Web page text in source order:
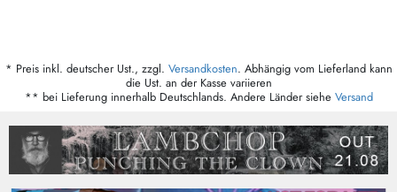
* Preis inkl. deutscher Ust., zzgl. Versandkosten. Abhängig vom Lieferland kann
die Ust. an der Kasse variieren
** bei Lieferung innerhalb Deutschlands. Andere Länder siehe Versand